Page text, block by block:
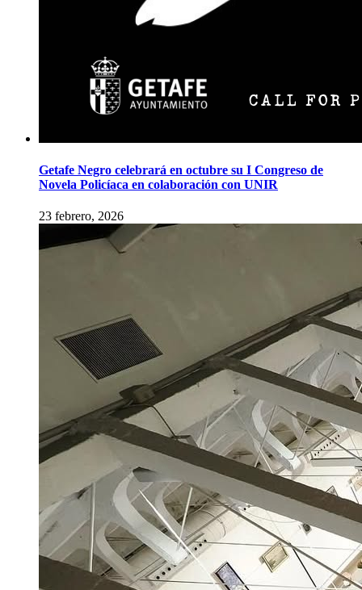
Getafe Negro celebrará en octubre su I Congreso de
Novela Policíaca en colaboración con UNIR
23 febrero, 2026